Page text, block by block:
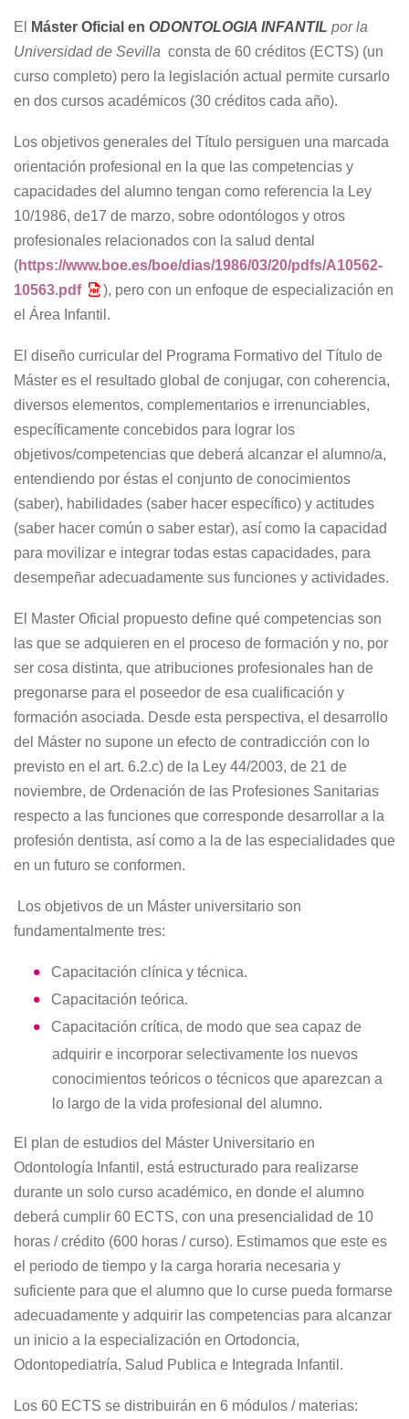
El Máster Oficial en ODONTOLOGIA INFANTIL por la
Universidad de Sevilla consta de 60 créditos (ECTS) (un
curso completo) pero la legislación actual permite cursarlo
en dos cursos académicos (30 créditos cada año).
Los objetivos generales del Título persiguen una marcada
orientación profesional en la que las competencias y
capacidades del alumno tengan como referencia la Ley
10/1986, de17 de marzo, sobre odontólogos y otros
profesionales relacionados con la salud dental
(https://www.boe.es/boe/dias/1986/03/20/pdfs/A10562-
10563.pdf
), pero con un enfoque de especialización en
el Área Infantil.
El diseño curricular del Programa Formativo del Título de
Máster es el resultado global de conjugar, con coherencia,
diversos elementos, complementarios e irrenunciables,
específicamente concebidos para lograr los
objetivos/competencias que deberá alcanzar el alumno/a,
entendiendo por éstas el conjunto de conocimientos
(saber), habilidades (saber hacer específico) y actitudes
(saber hacer común o saber estar), así como la capacidad
para movilizar e integrar todas estas capacidades, para
desempeñar adecuadamente sus funciones y actividades.
El Master Oficial propuesto define qué competencias son
las que se adquieren en el proceso de formación y no, por
ser cosa distinta, que atribuciones profesionales han de
pregonarse para el poseedor de esa cualificación y
formación asociada. Desde esta perspectiva, el desarrollo
del Máster no supone un efecto de contradicción con lo
previsto en el art. 6.2.c) de la Ley 44/2003, de 21 de
noviembre, de Ordenación de las Profesiones Sanitarias
respecto a las funciones que corresponde desarrollar a la
profesión dentista, así como a la de las especialidades que
en un futuro se conformen.
Los objetivos de un Máster universitario son
fundamentalmente tres:
Capacitación clínica y técnica.
Capacitación teórica.
Capacitación crítica, de modo que sea capaz de
adquirir e incorporar selectivamente los nuevos
conocimientos teóricos o técnicos que aparezcan a
lo largo de la vida profesional del alumno.
El plan de estudios del Máster Universitario en
Odontología Infantil, está estructurado para realizarse
durante un solo curso académico, en donde el alumno
deberá cumplir 60 ECTS, con una presencialidad de 10
horas / crédito (600 horas / curso). Estimamos que este es
el periodo de tiempo y la carga horaria necesaria y
suficiente para que el alumno que lo curse pueda formarse
adecuadamente y adquirir las competencias para alcanzar
un inicio a la especialización en Ortodoncia,
Odontopediatría, Salud Publica e Integrada Infantil.
Los 60 ECTS se distribuirán en 6 módulos / materias: